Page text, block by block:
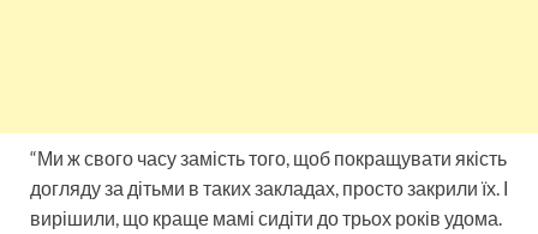
“Ми ж свого часу замість того, щоб покращувати якість
догляду за дітьми в таких закладах, просто закрили їх. І
вирішили, що краще мамі сидіти до трьох років удома.